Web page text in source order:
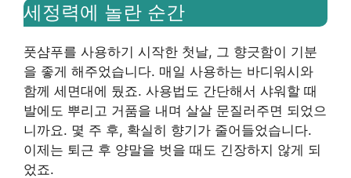
세정력에 놀란 순간
풋샴푸를 사용하기 시작한 첫날, 그 향긋함이 기분
을 좋게 해주었습니다. 매일 사용하는 바디워시와
함께 세면대에 뒀죠. 사용법도 간단해서 샤워할 때
발에도 뿌리고 거품을 내며 살살 문질러주면 되었으
니까요. 몇 주 후, 확실히 향기가 줄어들었습니다.
이제는 퇴근 후 양말을 벗을 때도 긴장하지 않게 되
었죠.